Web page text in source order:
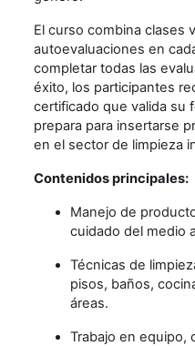
El curso combina clases
autoevaluaciones en
completar todas las
éxito, los participantes
certificado que valida su
prepara para insertarse
en el sector de limpieza
Contenidos principales:
Manejo de
cuidado del medio
Técnicas de
pisos, baños,
áreas.
Trabajo en equipo,